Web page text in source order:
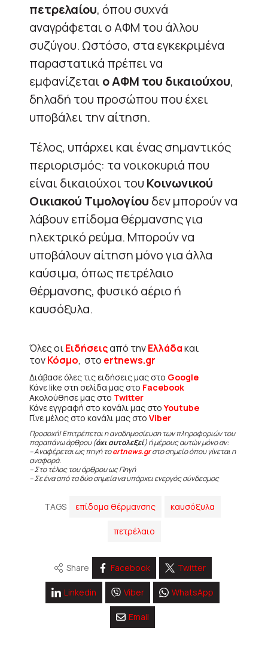
πετρελαίου, όπου συχνά
αναγράφεται ο ΑΦΜ του άλλου
συζύγου. Ωστόσο, στα εγκεκριμένα
παραστατικά πρέπει να
εμφανίζεται ο ΑΦΜ του δικαιούχου,
δηλαδή του προσώπου που έχει
υποβάλει την αίτηση.
Τέλος, υπάρχει και ένας σημαντικός
περιορισμός: τα νοικοκυριά που
είναι δικαιούχοι του Κοινωνικού
Οικιακού Τιμολογίου δεν μπορούν να
λάβουν επίδομα θέρμανσης για
ηλεκτρικό ρεύμα. Μπορούν να
υποβάλουν αίτηση μόνο για άλλα
καύσιμα, όπως πετρέλαιο
θέρμανσης, φυσικό αέριο ή
καυσόξυλα.
Όλες οιΕιδήσειςαπό τηνΕλλάδακαι
τονΚόσμο, στο ertnews.gr
Διάβασε όλες τις ειδήσεις μας στο Google
Κάνε like στη σελίδα μας στο Facebook
Ακολούθησε μας στο Twitter
Κάνε εγγραφή στο κανάλι μας στοYoutube
Γίνε μέλος στο κανάλι μας στο Viber
Προσοχή! Επιτρέπεται η αναδημοσίευση των πληροφοριών του
παραπάνω άρθρου (όχι αυτολεξεί) ή μέρους αυτών μόνο αν:
– Αναφέρεται ως πηγή τοertnews.grστο σημείο όπου γίνεται η
αναφορά.
– Στο τέλος του άρθρου ως Πηγή
– Σε ένα από τα δύο σημεία να υπάρχει ενεργός σύνδεσμος
TAGS επίδομα θέρμανσης καυσόξυλα
πετρέλαιο
Share Facebook Twitter
Linkedin Viber WhatsApp
Email